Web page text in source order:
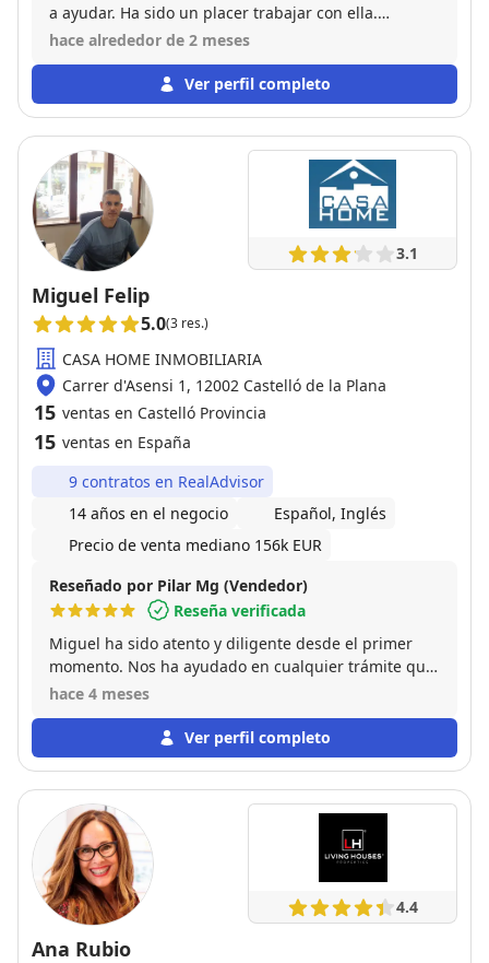
a ayudar. Ha sido un placer trabajar con ella.
¡Totalmente recomendable!
hace alrededor de 2 meses
Ver perfil completo
3.1
Miguel Felip
5.0(3 res.)
CASA HOME INMOBILIARIA
Carrer d'Asensi 1, 12002 Castelló de la Plana
15 ventas en Castelló Provincia
15 ventas en España
9 contratos en RealAdvisor
14 años en el negocio
Español, Inglés
Precio de venta mediano 156k EUR
Reseñado por Pilar Mg (Vendedor)
Reseña verificada
Miguel ha sido atento y diligente desde el primer
momento. Nos ha ayudado en cualquier trámite que
no teníamos claro, aconsejandonos en todo
duda, recomiendo a Miguel para cualquier
transación.
hace 4 meses
Ver perfil completo
4.4
Ana Rubio